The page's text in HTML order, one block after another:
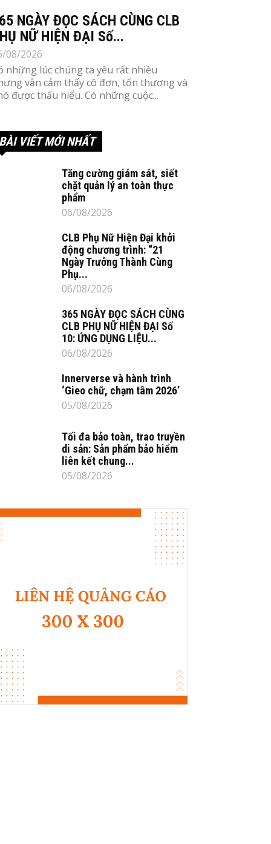
NGÀY ĐỌC SÁCH CÙNG CLB
NỮ HIỆN ĐẠI Số...
08/2026
những lúc chúng ta yêu rất nhiều
vẫn cảm thấy cô đơn, tổn thương và
được thấu hiểu. Có những cuộc...
VIẾT MỚI NHẤT
Tăng cường giám sát, siết
chặt quản lý an toàn thực
phẩm
06/08/2026
CLB Phụ Nữ Hiện Đại khởi
động chương trình: “21
Ngày Trưởng Thành Cùng
Phụ...
06/08/2026
365 NGÀY ĐỌC SÁCH CÙNG
CLB PHỤ NỮ HIỆN ĐẠI Số
10: ỨNG DỤNG LIỆU...
06/08/2026
Innerverse và hành trình
‘Gieo chữ, chạm tâm 2026’
05/08/2026
Tối đa bảo toàn, trao truyền
di sản: Sản phẩm bảo hiểm
liên kết chung...
05/08/2026